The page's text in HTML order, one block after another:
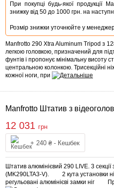
При покупці будь-якої продукції
знижку від 50 до 1000 грн. на
Розмір знижки уточнюйте у
Manfrotto 290 Xtra Aluminum Tripod з
легкою головкою, призначений для
фунтів і пропонує мінімальну
центральною колонкою. Трисекційні
кожної ноги, при
Manfrotto Штатив з
12 031 грн
+ 240 ₴ - Кешбек
Купити
Штатив алюмінієвий 290 LIVE. 3
(MK290LTA3-V). 2 кута установки
регульовані алюмінієві замки ніг